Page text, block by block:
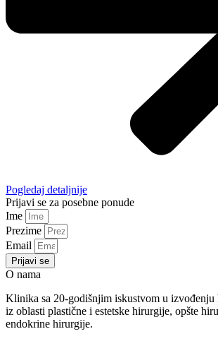
Pogledaj detaljnije
Prijavi se za posebne ponude
Ime
Prezime
Email
Prijavi se
O nama
Klinika sa 20-godišnjim iskustvom u izvođenju
iz oblasti plastične i estetske hirurgije, opšte
endokrine hirurgije.